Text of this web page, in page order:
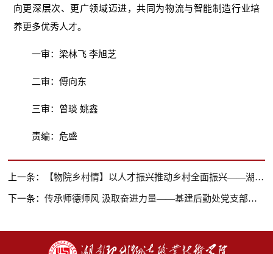
向更深层次、更广领域迈进，共同为物流与智能制造行业培
养更多优秀人才。
一审：梁林飞 李旭芝
二审：傅向东
三审：曾琰 姚鑫
责编：危盛
上一条： 【物院乡村情】以人才振兴推动乡村全面振兴——湖南工匠学院（湖南现代物流职业技术学院）新型农民技能提升培训班在高坪乡开班
下一条：传承师德师风 汲取奋进力量——基建后勤处党支部开展主题党日活动